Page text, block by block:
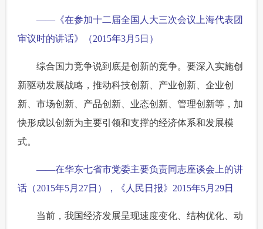
——《在参加十二届全国人大三次会议上海代表团
审议时的讲话》（2015年3月5日）
综合国力竞争说到底是创新的竞争。要深入实施创
新驱动发展战略，推动科技创新、产业创新、企业创
新、市场创新、产品创新、业态创新、管理创新等，加
快形成以创新为主要引领和支撑的经济体系和发展模
式。
——在华东七省市党委主要负责同志座谈会上的讲
话（2015年5月27日），《人民日报》2015年5月29日
当前，我国经济发展呈现速度变化、结构优化、动